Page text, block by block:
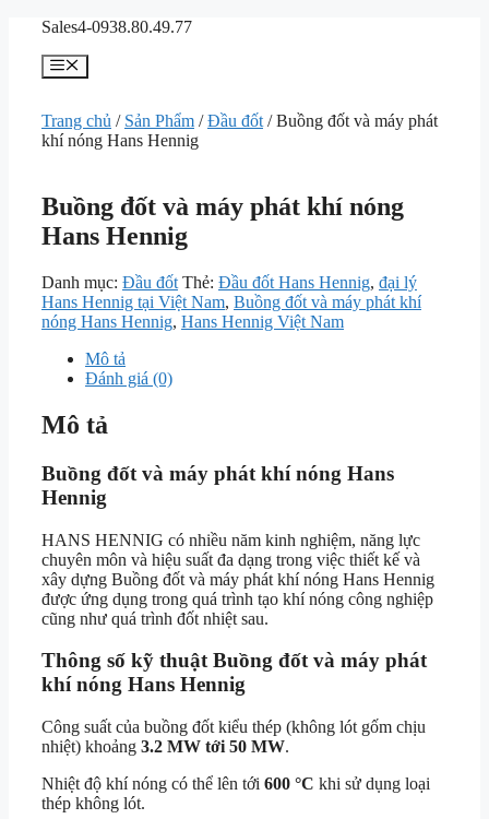
Chuyển
dung
Sales4-0938.80.49.77
Menu
Trang chủ / Sản Phẩm /Đầu đốt / Buồng đốt và máy phát
khí nóng Hans Hennig
Buồng đốt và máy phát khí nóng
Hans Hennig
Danh mục: Đầu đốt Thẻ: Đầu đốt Hans Hennig, đại lý
Hans Hennig tại Việt Nam, Buồng đốt và máy phát khí
nóng Hans Hennig, Hans Hennig Việt Nam
Mô tả
Đánh giá (0)
Mô tả
Buồng đốt và máy phát khí nóng Hans
Hennig
HANS HENNIG có nhiều năm kinh nghiệm, năng lực
chuyên môn và hiệu suất đa dạng trong việc thiết kế và
xây dựng Buồng đốt và máy phát khí nóng Hans Hennig
được ứng dụng trong quá trình tạo khí nóng công nghiệp
cũng như quá trình đốt nhiệt sau.
Thông số kỹ thuật Buồng đốt và máy phát
khí nóng Hans Hennig
Công suất của buồng đốt kiểu thép (không lót gốm chịu
nhiệt) khoảng 3.2 MW tới 50 MW.
Nhiệt độ khí nóng có thể lên tới 600 °C khi sử dụng loại
thép không lót.